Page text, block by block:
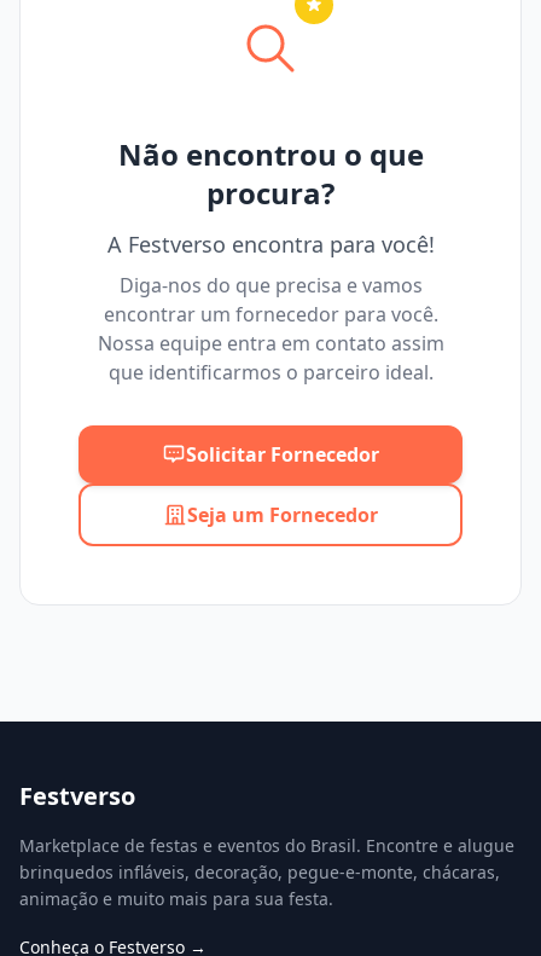
Máximo
Não encontrou o que
procura?
A Festverso encontra para você!
Diga-nos do que precisa e vamos
encontrar um fornecedor para você.
Nossa equipe entra em contato assim
que identificarmos o parceiro ideal.
Solicitar Fornecedor
Seja um Fornecedor
Festverso
Marketplace de festas e eventos do Brasil. Encontre e alugue
brinquedos infláveis, decoração, pegue-e-monte, chácaras,
animação e muito mais para sua festa.
Conheça o Festverso →